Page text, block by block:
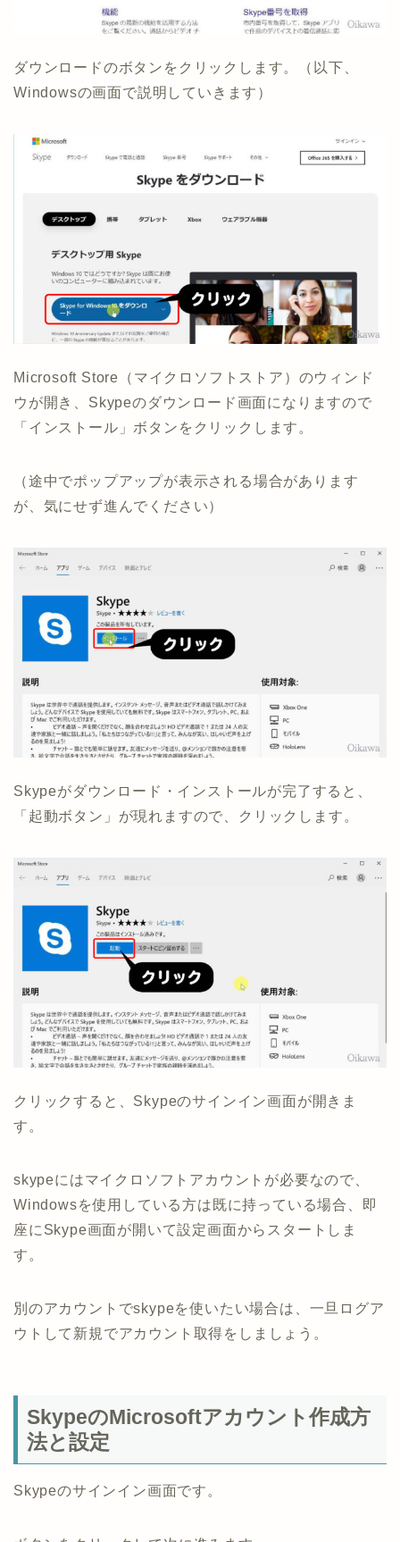
ダウンロードのボタンをクリックします。（以下、
Windowsの画面で説明していきます）
Microsoft Store（マイクロソフトストア）のウィンド
ウが開き、Skypeのダウンロード画面になりますので
「インストール」ボタンをクリックします。
（途中でポップアップが表示される場合があります
が、気にせず進んでください）
Skypeがダウンロード・インストールが完了すると、
「起動ボタン」が現れますので、クリックします。
クリックすると、Skypeのサインイン画面が開きま
す。
skypeにはマイクロソフトアカウントが必要なので、
Windowsを使用している方は既に持っている場合、即
座にSkype画面が開いて設定画面からスタートしま
す。
別のアカウントでskypeを使いたい場合は、一旦ログア
ウトして新規でアカウント取得をしましょう。
SkypeのMicrosoftアカウント作成方
法と設定
Skypeのサインイン画面です。